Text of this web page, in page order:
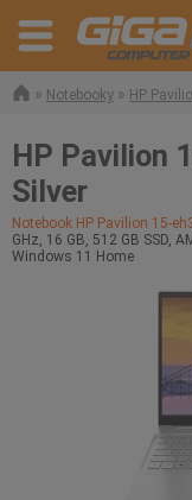
» Notebooky » HP
HP Pavilion
Silver
Notebook HP Pavilion 15-
GHz, 16 GB, 512 GB SSD,
Windows 11 Home